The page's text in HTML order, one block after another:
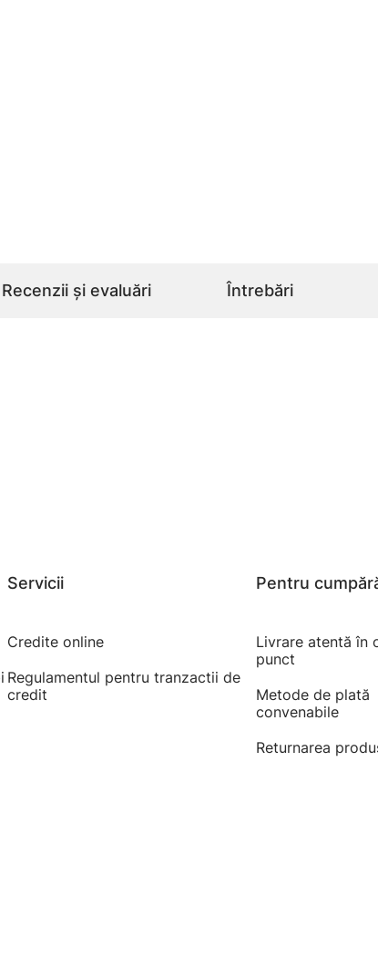
Recenzii și evaluări Întrebări
Servicii
Credite online
Regulamentul pentru tranzactii de
credit
Pentru
Livrare atentă în
punct
Metode de plată
convenabile
Returnarea